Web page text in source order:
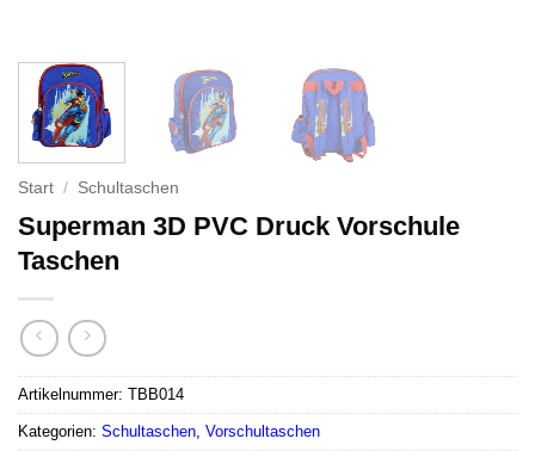
Start / Schultaschen
Superman 3D PVC Druck Vorschule
Taschen
Artikelnummer: TBB014
Kategorien: Schultaschen, Vorschultaschen